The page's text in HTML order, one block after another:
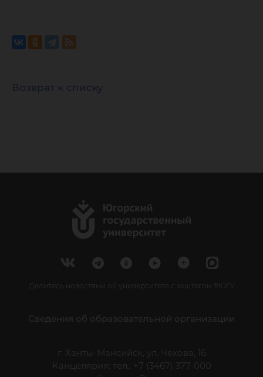
Возврат к списку
Делитесь новостями об университете с хештегом #ЮГУ
Сведения об образовательной организации
г. Ханты-Мансийск, ул. Чехова, 16
Канцелярия: тел.: +7 (3467) 377-000